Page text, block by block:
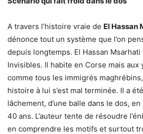
A travers l’histoire vraie de El Hassan
dénonce tout un système que l’on
depuis longtemps. El Hassan
Invisibles. Il habite en Corse mais aux
comme tous les immigrés
histoire à lui s’est mal terminée. Il a
lâchement, d’une balle dans le dos,
40 ans. L’auteur tente de résoudre
en comprendre les motifs et surtout